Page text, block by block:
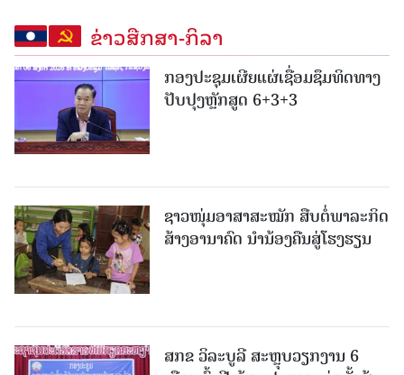
ຂ່າວສືກສາ-ກິລາ
ກອງປະຊຸມເຜີຍແຜ່ເຊື່ອມຊຶມທິດທາງ
ປັບປຸງຫຼັກສູດ 6+3+3
ຊາວໜຸ່ມອາສາສະໝັກ ສືບຕໍ່ພາລະກິດ
ສ້າງອານາຄົດ ນໍານ້ອງຄືນສູ່ໂຮງຮຽນ
ສກຂ ວິລະບູລີ ສະຫຼຸບວຽກງານ 6